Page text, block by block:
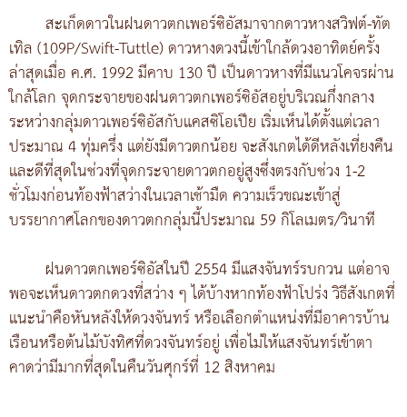
สะเก็ดดาวในฝนดาวตกเพอร์ซิอัสมาจากดาวหางสวิฟต์-ทัต
เทิล (109P/Swift-Tuttle) ดาวหางดวงนี้เข้าใกล้ดวงอาทิตย์ครั้ง
ล่าสุดเมื่อ ค.ศ. 1992 มีคาบ 130 ปี เป็นดาวหางที่มีแนวโคจรผ่าน
ใกล้โลก จุดกระจายของฝนดาวตกเพอร์ซิอัสอยู่บริเวณกึ่งกลาง
ระหว่างกลุ่มดาวเพอร์ซิอัสกับแคสซิโอเปีย เริ่มเห็นได้ตั้งแต่เวลา
ประมาณ 4 ทุ่มครึ่ง แต่ยังมีดาวตกน้อย จะสังเกตได้ดีหลังเที่ยงคืน
และดีที่สุดในช่วงที่จุดกระจายดาวตกอยู่สูงซึ่งตรงกับช่วง 1-2
ชั่วโมงก่อนท้องฟ้าสว่างในเวลาเช้ามืด ความเร็วขณะเข้าสู่
บรรยากาศโลกของดาวตกกลุ่มนี้ประมาณ 59 กิโลเมตร/วินาที
ฝนดาวตกเพอร์ซิอัสในปี 2554 มีแสงจันทร์รบกวน แต่อาจ
พอจะเห็นดาวตกดวงที่สว่าง ๆ ได้บ้างหากท้องฟ้าโปร่ง วิธีสังเกตที่
แนะนำคือหันหลังให้ดวงจันทร์ หรือเลือกตำแหน่งที่มีอาคารบ้าน
เรือนหรือต้นไม้บังทิศที่ดวงจันทร์อยู่ เพื่อไม่ให้แสงจันทร์เข้าตา
คาดว่ามีมากที่สุดในคืนวันศุกร์ที่ 12 สิงหาคม